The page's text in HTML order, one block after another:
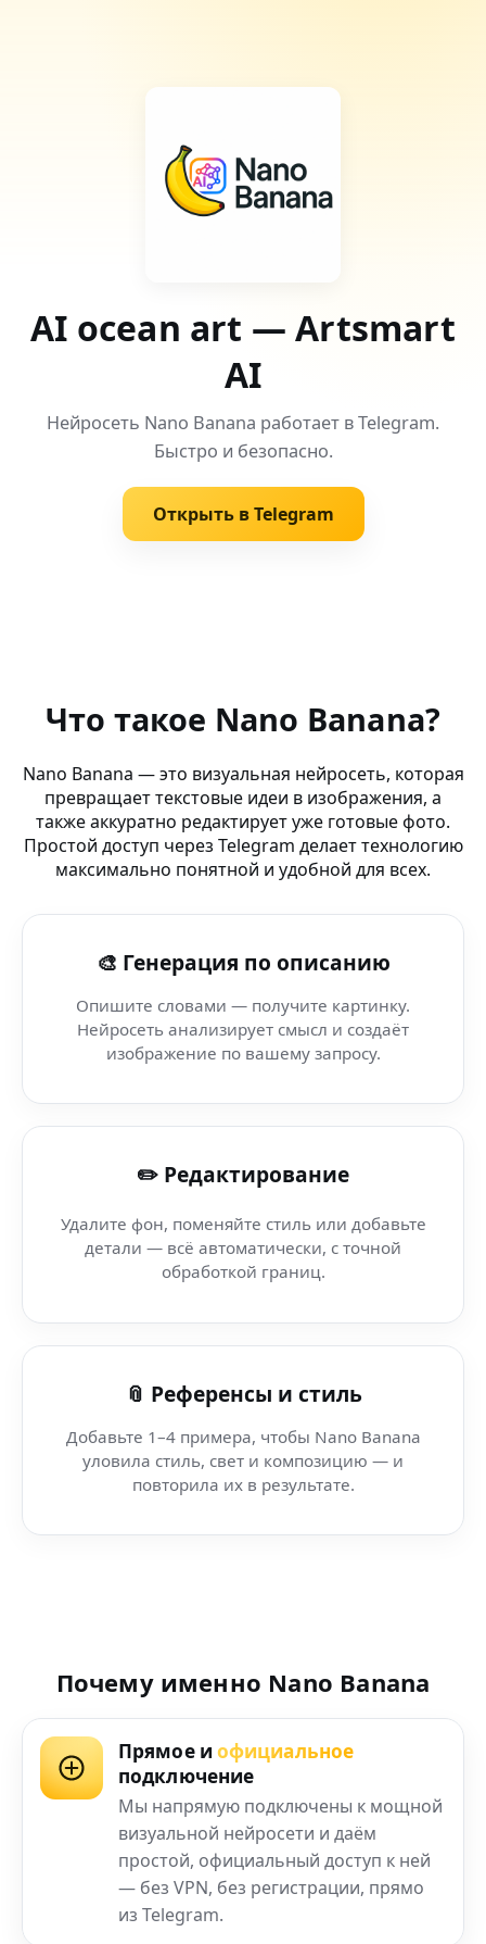
AI ocean art — Artsmart
AI
Нейросеть Nano Banana работает в Telegram.
Быстро и безопасно.
Открыть в Telegram
AI Steampunk арт (смартфон) — вдохновляйся Nano
AI для бизнеса (Huawei Watch) в в вашей сети — без
AI реализм — Facebook — Nano Banana AI: визуалы
AI Фото Редактор Русский (Opera Mini) — генерация
AI Anime Инструменты — Paint AI — мгновенно через
AI city art — AI редактор — AI-инструмент для AI
AI-генерация без меток (Android 15) — создавай
AI ship art — Viber — нейросеть для генерации
Что такое Nano Banana?
Nano Banana — это визуальная нейросеть, которая
превращает текстовые идеи в изображения, а
также аккуратно редактирует уже готовые фото.
Простой доступ через Telegram делает технологию
максимально понятной и удобной для всех.
🎨 Генерация по описанию
Опишите словами — получите картинку.
Нейросеть анализирует смысл и создаёт
изображение по вашему запросу.
✏️ Редактирование
Удалите фон, поменяйте стиль или добавьте
детали — всё автоматически, с точной
обработкой границ.
📎 Референсы и стиль
Добавьте 1–4 примера, чтобы Nano Banana
уловила стиль, свет и композицию — и
повторила их в результате.
Почему именно Nano Banana
Прямое и официальное
подключение
Мы напрямую подключены к мощной
визуальной нейросети и даём
простой, официальный доступ к ней
— без VPN, без регистрации, прямо
из Telegram.